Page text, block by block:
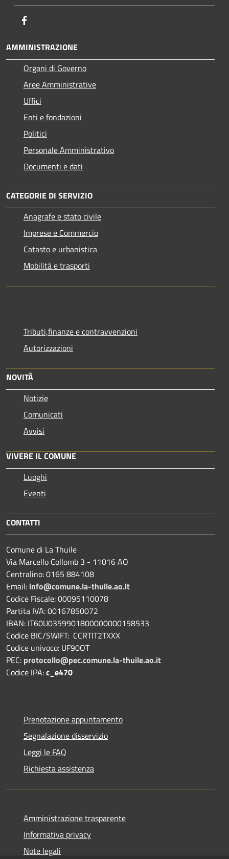
AMMINISTRAZIONE
Organi di Governo
Aree Amministrative
Uffici
Enti e fondazioni
Politici
Personale Amministrativo
Documenti e dati
CATEGORIE DI SERVIZIO
Anagrafe e stato civile
Imprese e Commercio
Catasto e urbanistica
Mobilità e trasporti
Tributi,finanze e contravvenzioni
Autorizzazioni
NOVITÀ
Notizie
Comunicati
Avvisi
VIVERE IL COMUNE
Luoghi
Eventi
CONTATTI
Comune di La Thuile
Via Marcello Collomb 3 - 11016 AO
Centralino: 0165 884108
Email: info@comune.la-thuile.ao.it
Codice Fiscale: 00095110078
Partita IVA: 00167850072
IBAN: IT60U0359901800000000158533
Codice BIC/SWIFT: CCRTIT2TXXX
Codice univoco: UF90OT
PEC: protocollo@pec.comune.la-thuile.ao.it
Codice IPA:c_e470
Prenotazione appuntamento
Segnalazione disservizio
Leggi le FAQ
Richiesta assistenza
Amministrazione trasparente
Informativa privacy
Note legali